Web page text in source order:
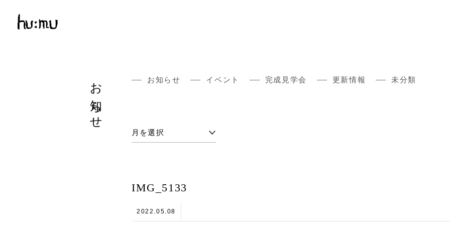
お知らせ お知らせ イベント 完成見学会 更新情報 未分類
IMG_5133
2022.05.08